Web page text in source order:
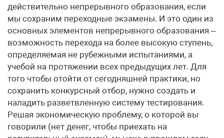
действительно непрерывного образования, если
мы сохраним переходные экзамены. И это один из
основных элементов непрерывного образования –
возможность перехода на более высокую ступень,
определяемая не рубежными испытаниями, а
учебой на протяжении всех предыдущих лет. Для
того чтобы отойти от сегодняшней практики, но
сохранить конкурсный отбор, нужно создать и
наладить разветвленную систему тестирования.
Решая экономическую проблему, о которой вы
говорили (нет денег, чтобы приехать на